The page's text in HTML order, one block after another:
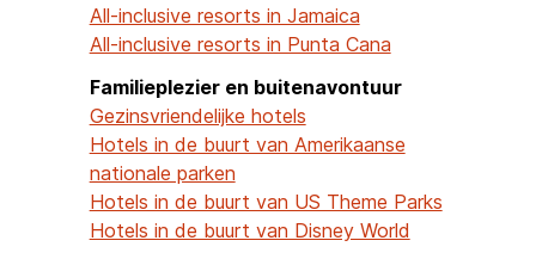
All-inclusive resorts in Jamaica
All-inclusive resorts in Punta Cana
Familieplezier en buitenavontuur
Gezinsvriendelijke hotels
Hotels in de buurt van Amerikaanse
nationale parken
Hotels in de buurt van US Theme Parks
Hotels in de buurt van Disney World